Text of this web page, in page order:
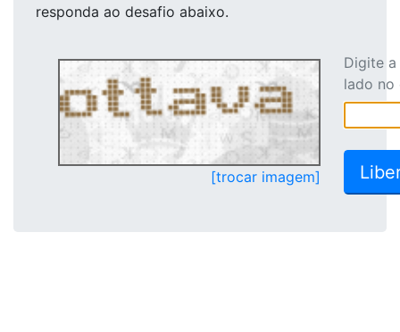
responda ao desafio abaixo.
[trocar imagem]
Digite
lado no